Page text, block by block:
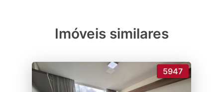
Imóveis similares
5947